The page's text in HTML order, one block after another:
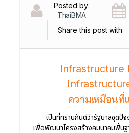
Posted by:
ThaiBMA
Share this post with
Infrastructure
ความเหมือนที่
เป็นที่ทราบกันดีว่ารัฐบาลชุดปั
เพื่อพัฒนาโครงสร้างคมนาคมพื้นฐ